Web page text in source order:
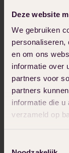
Deze website
We gebruiken
personaliseren,
en om ons
informatie over
partners voor
partners
informatie die u
verzameld op
met
Kies